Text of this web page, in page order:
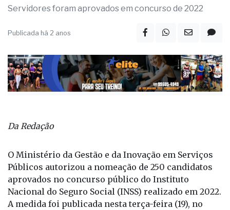
Servidores foram aprovados em concurso de 2022
Publicada há 2 anos
Da Redação
O Ministério da Gestão e da Inovação em Serviços
Públicos autorizou a nomeação de 250 candidatos
aprovados no concurso público do Instituto
Nacional do Seguro Social (INSS) realizado em 2022.
A medida foi publicada nesta terça-feira (19), no